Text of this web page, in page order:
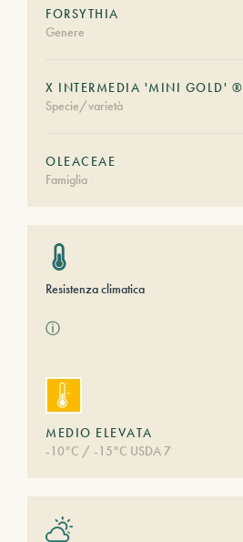
FORSYTHIA
Genere
X INTERMEDIA 'MINI GOLD' ®
Specie/varietà
OLEACEAE
Famiglia
Resistenza climatica
ⓘ
MEDIO ELEVATA
-10°C / -15°C USDA 7